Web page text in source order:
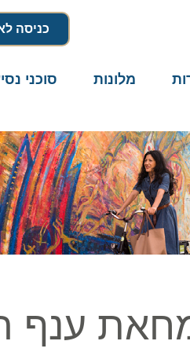
כניסה לאתר
מלונות סוכני נסיעות
ענף